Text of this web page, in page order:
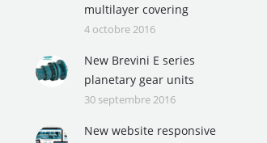
multilayer covering
4 octobre 2016
New Brevini E series
planetary gear units
30 septembre 2016
New website responsive